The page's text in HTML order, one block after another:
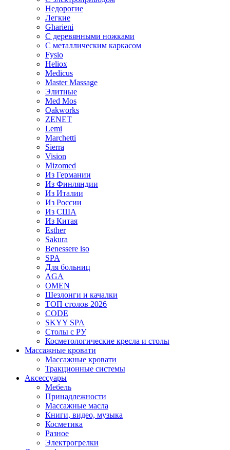
Недорогие
Легкие
Gharieni
С деревянными ножками
С металлическим каркасом
Fysio
Heliox
Medicus
Master Massage
Элитные
Med Mos
Oakworks
ZENET
Lemi
Marchetti
Sierra
Vision
Mizomed
Из Германии
Из Финляндии
Из Италии
Из России
Из США
Из Китая
Esther
Sakura
Benessere iso
SPA
Для больниц
AGA
OMEN
Шезлонги и качалки
ТОП столов 2026
CODE
SKYY SPA
Столы с РУ
Косметологические кресла и столы
Массажные кровати
Массажные кровати
Тракционные системы
Аксессуары
Мебель
Принадлежности
Массажные масла
Книги, видео, музыка
Косметика
Разное
Электрогрелки